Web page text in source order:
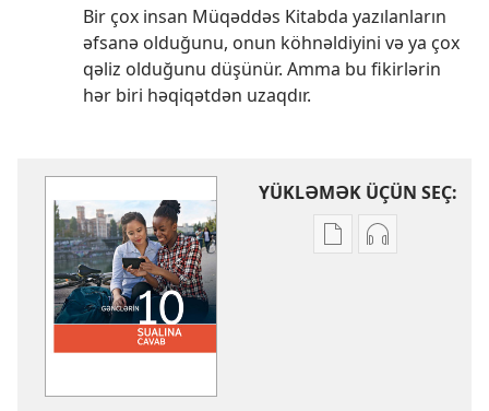
Bir çox insan Müqəddəs Kitabda yazılanların
əfsanə olduğunu, onun köhnəldiyini və ya çox
qəliz olduğunu düşünür. Amma bu fikirlərin
hər biri həqiqətdən uzaqdır.
YÜKLƏMƏK ÜÇÜN SEÇ:
NəşrləriAudioyazıları